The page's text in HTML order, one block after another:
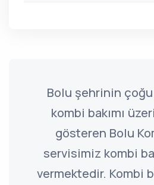
Bolu şehrinin
kombi bakımı
gösteren Bolu
servisimiz kombi
vermektedir. Kombi